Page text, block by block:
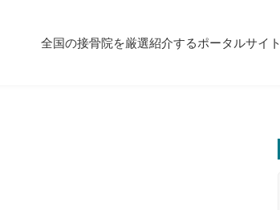
全国の接骨院を厳選紹介するポータルサイト